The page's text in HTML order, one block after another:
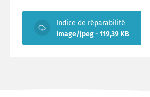
Indice de réparabilité
image/jpeg - 119,39 KB